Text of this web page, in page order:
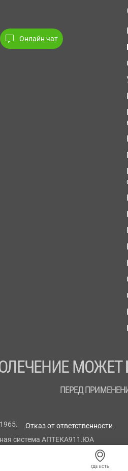
ГДЕ ЕСТЬ
Онлайн чат
ПЕРЕД
Отказ от ответственности
система АПТЕКА911.ЮА